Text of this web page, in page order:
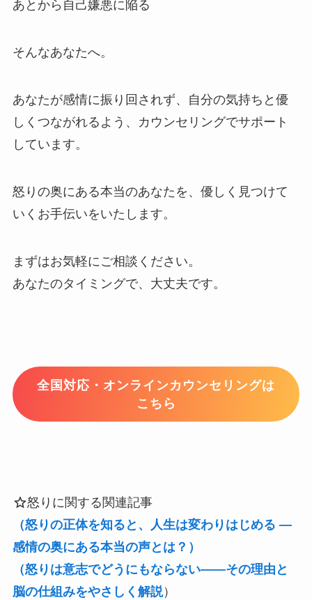
あとから自己嫌悪に陥る
そんなあなたへ。
あなたが感情に振り回されず、自分の気持ちと優
しくつながれるよう、カウンセリングでサポート
しています。
怒りの奥にある本当のあなたを、優しく見つけて
いくお手伝いをいたします。
まずはお気軽にご相談ください。
あなたのタイミングで、大丈夫です。
全国対応・オンラインカウンセリングは
こちら
怒りに関する関連記事
（怒りの正体を知ると、人生は変わりはじめる ―
感情の奥にある本当の声とは？）
（怒りは意志でどうにもならない――その理由と
脳の仕組みをやさしく解説）